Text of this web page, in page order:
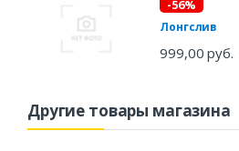
-56%
Лонгслив
999,00 руб.
Другие товары магазина